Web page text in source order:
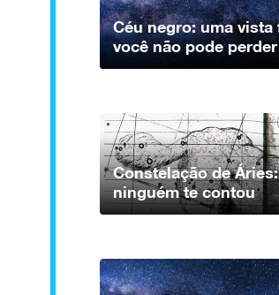
Céu negro: uma
você não pode perder
Constelação de
ninguém te contou